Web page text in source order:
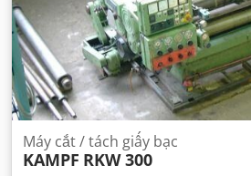
Máy cắt / tách giấy bạc
KAMPF RKW 300